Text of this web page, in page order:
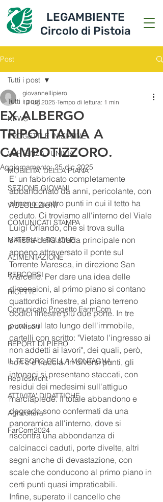
LEGAMBIENTE
Circolo di Pistoia
Post
Tutti i post
NEWS
PROGETTI E INIZIATIVE
VERTENZA FUNIVIA
MOBILITA' DELLA PIANA
SEZIONE GIOVANI
VIDEOLEZIONI
COMUNICATI STAMPA
MATERIALI SCUOLE
ALIMENTAZIONE
PERCORSI
RICETTE
Comunicato Progetto FarmCom
provvisori
REPORT DI PIERO
IL TESORO DELLA MONTAGNA
RepTesMont
ATTIVITA' DIDATTICHE
Agricoltura
FarCom2024
Tutti i post
EX ALBERGO
TRIPOLITANIA A
CAMPOTIZZORO.
giovannellipiero
13 lug 2025 Tempo di lettura: 1 min
Aggiornamento:25 dic 2025
E' un fabbricato completamente
abbandonato da anni, pericolante, con
almeno quattro punti in cui il tetto ha
ceduto. Ci troviamo all'interno del Viale
Luigi Orlando, che si trova sulla
sinistra della strada principale non
appeno attraversato il ponte sul
Torrente Maresca, in direzione San
Marcello. Per dare una idea delle
dimensioni, al primo piano si contano
quattordici finestre, al piano terreno
dodici finestre più due porte. In tre
punti, sul lato lungo dell'immobile,
cartelli con scritto: "Vietato l'ingresso ai
non addetti ai lavori", dei quali, però,
non c'è traccia. In diversi punti, gli
intonaci si presentano staccati, con
residui dei medesimi sull'attiguo
marciapiede. Il totale abbandono e
degrado sono confermati da una
panoramica all'interno, dove si
riscontra una abbondanza di
calcinacci caduti, porte divelte, altri
segni anche di devastazione, con
scale che conducono al primo piano in
certi punti quasi impraticabili.
Infine, superato il cancello che